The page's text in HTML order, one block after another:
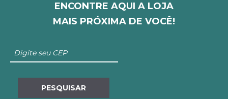
ENCONTRE AQUI A LOJA
MAIS PRÓXIMA DE VOCÊ!
PESQUISAR